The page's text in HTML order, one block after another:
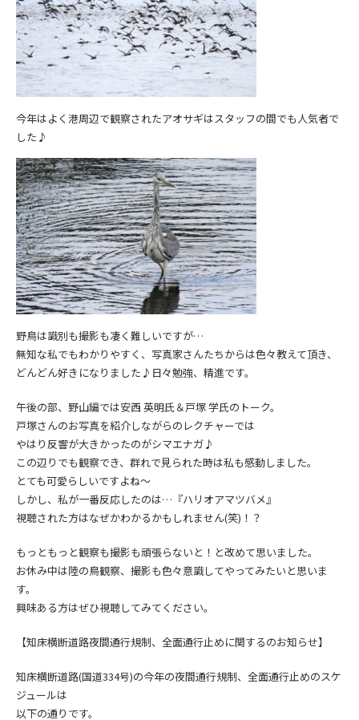
今年はよく港周辺で観察されたアオサギはスタッフの間でも人気者で
した♪
野鳥は識別も撮影も凄く難しいですが…
無知な私でもわかりやすく、写真家さんたちからは色々教えて頂き、
どんどん好きになりました♪日々勉強、精進です。
午後の部、野山編では安西 英明氏＆戸塚 学氏のトーク。
戸塚さんのお写真を紹介しながらのレクチャーでは
やはり反響が大きかったのがシマエナガ♪
この辺りでも観察でき、群れで見られた時は私も感動しました。
とても可愛らしいですよね～
しかし、私が一番反応したのは…『ハリオアマツバメ』
視聴された方はなぜかわかるかもしれません(笑)！？
もっともっと観察も撮影も頑張らないと！と改めて思いました。
お休み中は陸の鳥観察、撮影も色々意識してやってみたいと思いま
す。
興味ある方はぜひ視聴してみてください。
【知床横断道路夜間通行規制、全面通行止めに関するのお知らせ】
知床横断道路(国道334号)の今年の夜間通行規制、全面通行止めのスケ
ジュールは
以下の通りです。